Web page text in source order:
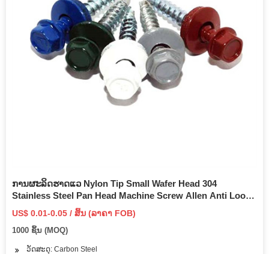
ການຜະລິດຮາດແວ Nylon Tip Small Wafer Head 304
Stainless Steel Pan Head Machine Screw Allen Anti Loose
Set Screw
US$ 0.01-0.05 / ສິ້ນ (ລາຄາ FOB)
1000 ຊິ້ນ (MOQ)
ວັດສະດຸ: Carbon Steel